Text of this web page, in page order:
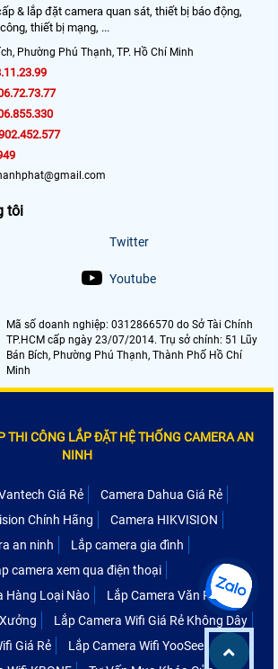
& lắp đặt camera quan sát, thiết bị báo động,
thiết bị mạng, ...
Phường Phú Thạnh, TP. Hồ Chí Minh
tôi
Twitter
Youtube
Mã số doanh nghiệp: 0312866570 do Sở Tài Chính
TP.HCM cấp ngày 23/07/2014. Trụ sở chính: 51 Lũy
Bán Bích, Phường Phú Thạnh, Thành Phố Hồ Chí
Minh
THI CÔNG LẮP ĐẶT HỆ THỐNG CAMERA AN
NINH
Giá Rẻ
Camera Dahua Giá Rẻ
Chính Hãng
Camera HIKVISION
an ninh
Lắp camera gia đình
camera xem qua điện thoại
Hàng Loại Nào
Lắp Camera Văn Phòng
Lắp Camera Wifi Giá Rẻ Không Dây
Giá Rẻ
Lắp Camera Wifi YooSee